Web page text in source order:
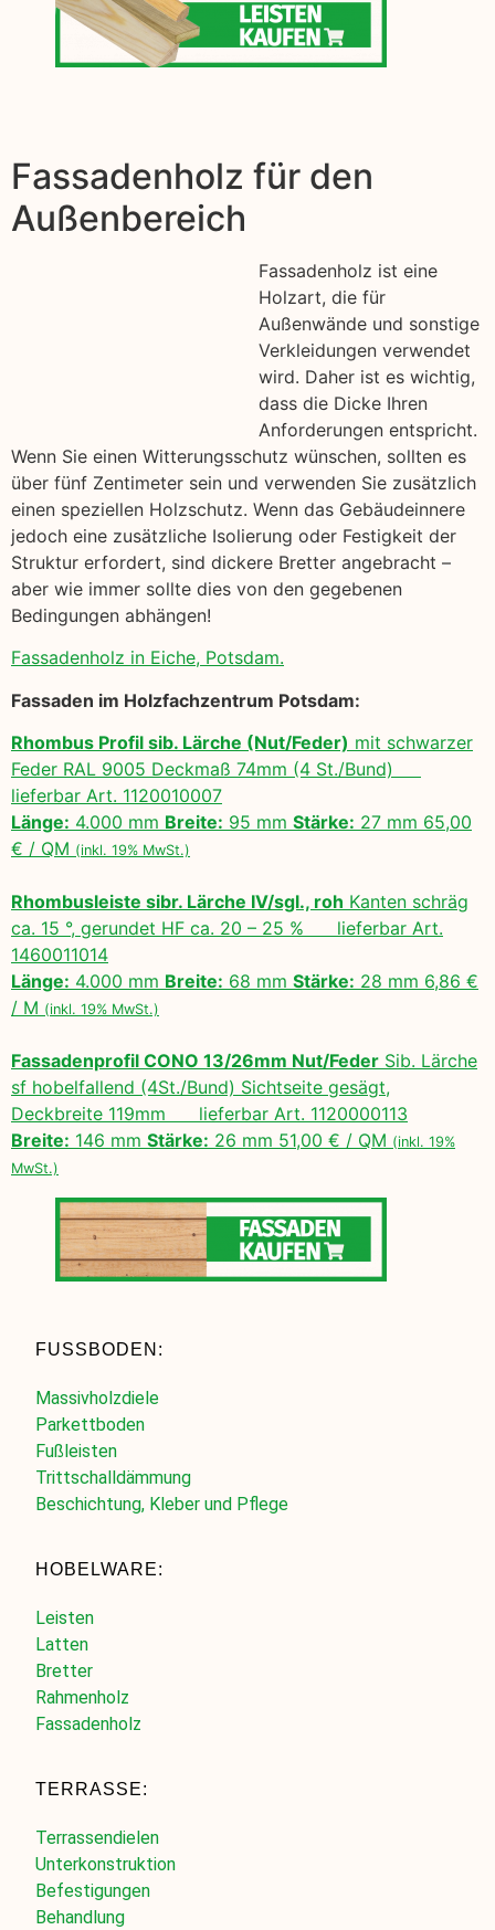
Fassadenholz für den
Außenbereich
Fassadenholz ist eine
Holzart, die für
Außenwände und sonstige
Verkleidungen verwendet
wird. Daher ist es wichtig,
dass die Dicke Ihren
Anforderungen entspricht.
Wenn Sie einen Witterungsschutz wünschen, sollten es
über fünf Zentimeter sein und verwenden Sie zusätzlich
einen speziellen Holzschutz. Wenn das Gebäudeinnere
jedoch eine zusätzliche Isolierung oder Festigkeit der
Struktur erfordert, sind dickere Bretter angebracht –
aber wie immer sollte dies von den gegebenen
Bedingungen abhängen!
Fassadenholz in Eiche, Potsdam.
Fassaden im Holzfachzentrum Potsdam:
Rhombus Profil sib. Lärche (Nut/Feder) mit schwarzer
Feder RAL 9005 Deckmaß 74mm (4 St./Bund)
lieferbar Art. 1120010007
Länge: 4.000 mm Breite: 95 mm Stärke: 27 mm 65,00
€ / QM (inkl. 19% MwSt.)
Rhombusleiste sibr. Lärche IV/sgl., roh Kanten schräg
ca. 15 °, gerundet HF ca. 20 – 25 % lieferbar Art.
1460011014
Länge: 4.000 mm Breite: 68 mm Stärke: 28 mm 6,86 €
/ M (inkl. 19% MwSt.)
Fassadenprofil CONO 13/26mm Nut/Feder Sib. Lärche
sf hobelfallend (4St./Bund) Sichtseite gesägt,
Deckbreite 119mm lieferbar Art. 1120000113
Breite: 146 mm Stärke: 26 mm 51,00 € / QM (inkl. 19%
MwSt.)
FUSSBODEN:
Massivholzdiele
Parkettboden
Fußleisten
Trittschalldämmung
Beschichtung, Kleber und Pflege
HOBELWARE:
Leisten
Latten
Bretter
Rahmenholz
Fassadenholz
TERRASSE:
Terrassendielen
Unterkonstruktion
Befestigungen
Behandlung